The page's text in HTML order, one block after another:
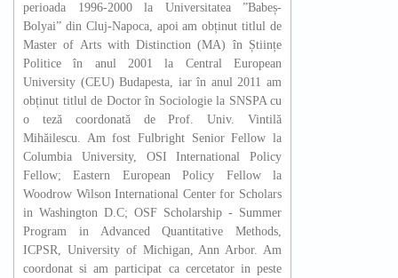
perioada 1996-2000 la Universitatea ”Babeș-
Bolyai” din Cluj-Napoca, apoi am obținut titlul de
Master of Arts with Distinction (MA) în Științe
Politice în anul 2001 la Central European
University (CEU) Budapesta, iar în anul 2011 am
obținut titlul de Doctor în Sociologie la SNSPA cu
o teză coordonată de Prof. Univ. Vintilă
Mihăilescu. Am fost Fulbright Senior Fellow la
Columbia University, OSI International Policy
Fellow; Eastern European Policy Fellow la
Woodrow Wilson International Center for Scholars
in Washington D.C; OSF Scholarship - Summer
Program in Advanced Quantitative Methods,
ICPSR, University of Michigan, Ann Arbor. Am
coordonat si am participat ca cercetator in peste